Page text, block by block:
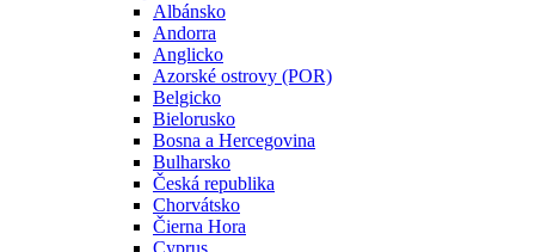
Albánsko
Andorra
Anglicko
Azorské ostrovy (POR)
Belgicko
Bielorusko
Bosna a Hercegovina
Bulharsko
Česká republika
Chorvátsko
Čierna Hora
Cyprus